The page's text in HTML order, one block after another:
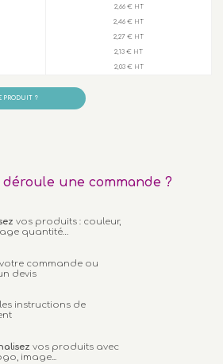
2,66 € HT
2,46 € HT
2,27 € HT
2,13 € HT
2,03 € HT
PRODUIT ?
déroule une commande ?
vos produits : couleur,
quantité…
votre commande ou
devis
les instructions de
vos produits avec
image...